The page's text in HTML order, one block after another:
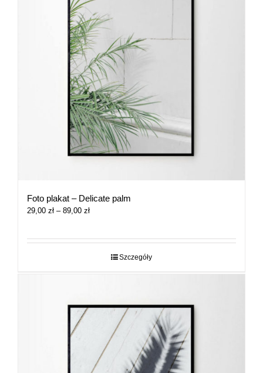
Foto plakat – Delicate palm
29,00 zł – 89,00 złZakres
29,00 zł
Szczegóły